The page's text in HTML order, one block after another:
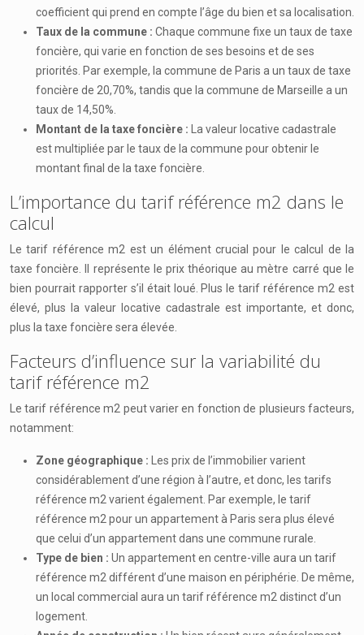
coefficient qui prend en compte l’âge du bien et sa localisation.
Taux de la commune : Chaque commune fixe un taux de taxe
foncière, qui varie en fonction de ses besoins et de ses
priorités. Par exemple, la commune de Paris a un taux de taxe
foncière de 20,70%, tandis que la commune de Marseille a un
taux de 14,50%.
Montant de la taxe foncière :
La valeur locative cadastrale
est multipliée par le taux de la commune pour obtenir le
montant final de la taxe foncière.
L’importance du tarif référence m2 dans le
calcul
Le tarif référence m2 est un élément crucial pour le calcul de la
taxe foncière. Il représente le prix théorique au mètre carré que le
bien pourrait rapporter s’il était loué. Plus le tarif référence m2 est
élevé, plus la valeur locative cadastrale est importante, et donc,
plus la taxe foncière sera élevée.
Facteurs d’influence sur la variabilité du
tarif référence m2
Le tarif référence m2 peut varier en fonction de plusieurs facteurs,
notamment:
Zone géographique :
Les prix de l’immobilier varient
considérablement d’une région à l’autre, et donc, les tarifs
référence m2 varient également. Par exemple, le tarif
référence m2 pour un appartement à Paris sera plus élevé
que celui d’un appartement dans une commune rurale.
Type de bien : Un appartement en centre-ville aura un tarif
référence m2 différent d’une maison en périphérie. De même,
un local commercial aura un tarif référence m2 distinct d’un
logement.